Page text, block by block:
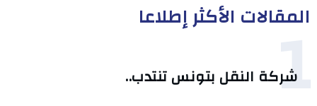
المقالات الأكثر إطلاعا
1
شركة النقل بتونس تنتدب..